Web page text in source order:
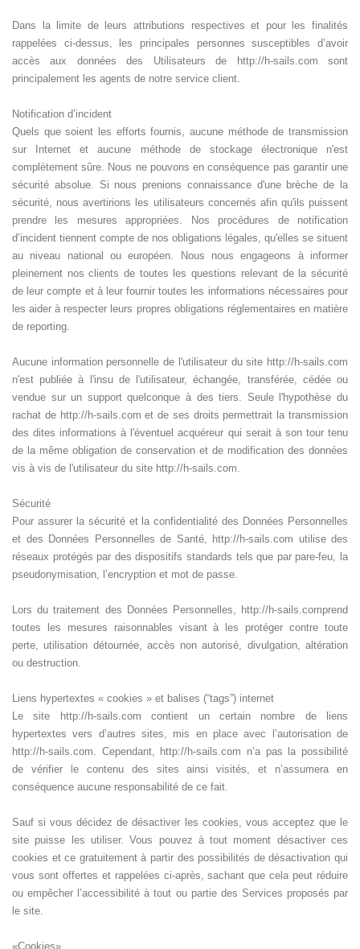
Dans la limite de leurs attributions respectives et pour les finalités
rappelées ci-dessus, les principales personnes susceptibles d’avoir
accès aux données des Utilisateurs de http://h-sails.com sont
principalement les agents de notre service client.
Notification d’incident
Quels que soient les efforts fournis, aucune méthode de transmission
sur Internet et aucune méthode de stockage électronique n'est
complètement sûre. Nous ne pouvons en conséquence pas garantir une
sécurité absolue. Si nous prenions connaissance d'une brèche de la
sécurité, nous avertirions les utilisateurs concernés afin qu'ils puissent
prendre les mesures appropriées. Nos procédures de notification
d’incident tiennent compte de nos obligations légales, qu'elles se situent
au niveau national ou européen. Nous nous engageons à informer
pleinement nos clients de toutes les questions relevant de la sécurité
de leur compte et à leur fournir toutes les informations nécessaires pour
les aider à respecter leurs propres obligations réglementaires en matière
de reporting.
Aucune information personnelle de l'utilisateur du site http://h-sails.com
n'est publiée à l'insu de l'utilisateur, échangée, transférée, cédée ou
vendue sur un support quelconque à des tiers. Seule l'hypothèse du
rachat de http://h-sails.com et de ses droits permettrait la transmission
des dites informations à l'éventuel acquéreur qui serait à son tour tenu
de la même obligation de conservation et de modification des données
vis à vis de l'utilisateur du site http://h-sails.com.
Sécurité
Pour assurer la sécurité et la confidentialité des Données Personnelles
et des Données Personnelles de Santé, http://h-sails.com utilise des
réseaux protégés par des dispositifs standards tels que par pare-feu, la
pseudonymisation, l’encryption et mot de passe.
Lors du traitement des Données Personnelles, http://h-sails.comprend
toutes les mesures raisonnables visant à les protéger contre toute
perte, utilisation détournée, accès non autorisé, divulgation, altération
ou destruction.
Liens hypertextes « cookies » et balises (“tags”) internet
Le site http://h-sails.com contient un certain nombre de liens
hypertextes vers d’autres sites, mis en place avec l’autorisation de
http://h-sails.com. Cependant, http://h-sails.com n’a pas la possibilité
de vérifier le contenu des sites ainsi visités, et n’assumera en
conséquence aucune responsabilité de ce fait.
Sauf si vous décidez de désactiver les cookies, vous acceptez que le
site puisse les utiliser. Vous pouvez à tout moment désactiver ces
cookies et ce gratuitement à partir des possibilités de désactivation qui
vous sont offertes et rappelées ci-après, sachant que cela peut réduire
ou empêcher l’accessibilité à tout ou partie des Services proposés par
le site.
«Cookies»